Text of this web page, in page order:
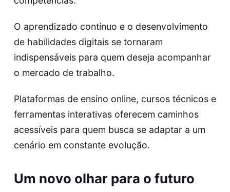
O aprendizado contínuo e o desenvolvimento
de habilidades digitais se tornaram
indispensáveis para quem deseja acompanhar
o mercado de trabalho.
Plataformas de ensino online, cursos técnicos e
ferramentas interativas oferecem caminhos
acessíveis para quem busca se adaptar a um
cenário em constante evolução.
Um novo olhar para o futuro